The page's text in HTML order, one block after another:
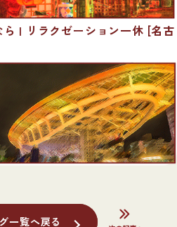
| リラクゼーション一休 [名古
一覧へ戻る